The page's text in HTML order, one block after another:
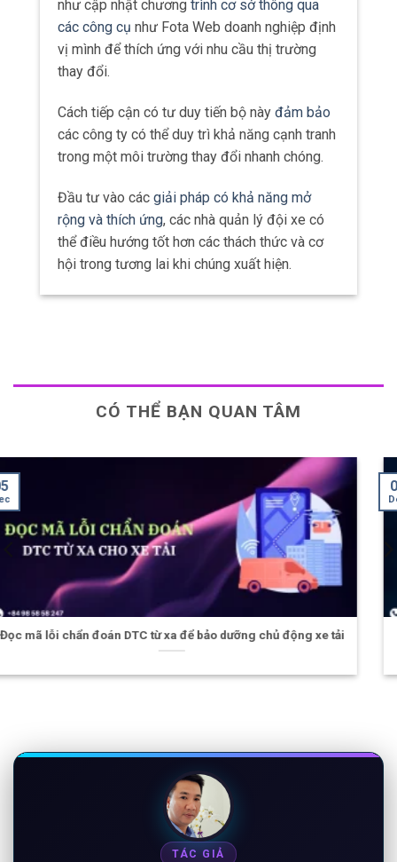
như cập nhật chương trình cơ sở thông qua
các công cụ như Fota Web doanh nghiệp định
vị mình để thích ứng với nhu cầu thị trường
thay đổi.
Cách tiếp cận có tư duy tiến bộ này đảm bảo
các công ty có thể duy trì khả năng cạnh tranh
trong một môi trường thay đổi nhanh chóng.
Đầu tư vào các giải pháp có khả năng mở
rộng và thích ứng, các nhà quản lý đội xe có
thể điều hướng tốt hơn các thách thức và cơ
hội trong tương lai khi chúng xuất hiện.
CÓ THỂ BẠN QUAN TÂM
để bảo dưỡng chủ động xe tải Giám sát nhiệt độ hàng điện
Dec
TÁC GIẢ